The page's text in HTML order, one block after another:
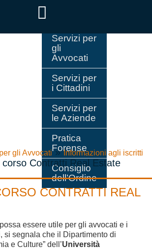
Servizi per
gli
Avvocati
Servizi per
i Cittadini
Servizi per
le Aziende
Pratica
Forense
Consiglio
dell’Ordine
gli Avvocati»Informazioni agli iscritti
corso Contratti Real Estate
CONTRATTI REAL
essere utile per gli avvocati e i
si segnala che il Dipartimento di
e Culture” dell’Università